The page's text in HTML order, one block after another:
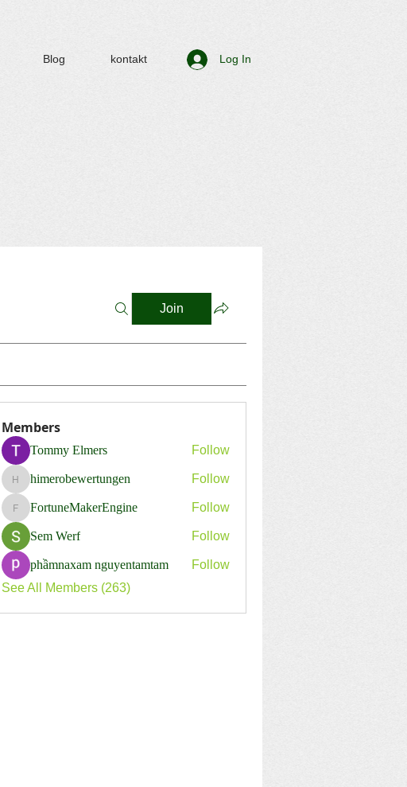
Blog kontakt Log In
Join
Members
Tommy Elmers Follow
himerobewertungen
himerobewertungen Follow
FortuneMakerEngine
FortuneMakerEngine Follow
Sem Werf Follow
phầmnaxam nguyentamtam
Follow
See All Members (263)